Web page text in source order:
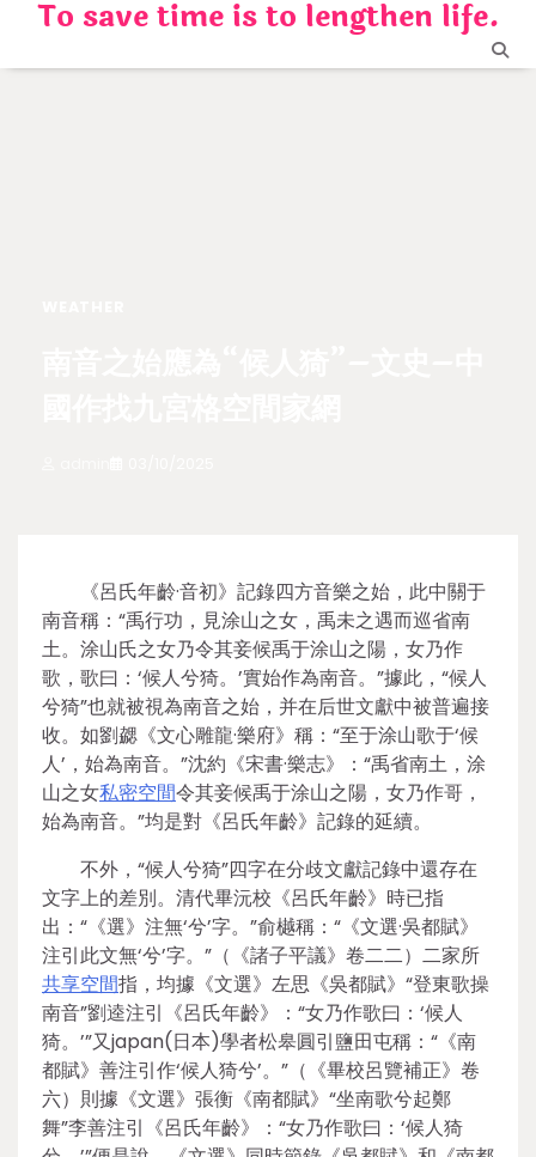
content
To save time is to lengthen life.
《呂氏年齡·音初》記錄四方音樂之始，此中關于
南音稱：“禹行功，見涂山之女，禹未之遇而巡省南
土。涂山氏之女乃令其妾候禹于涂山之陽，女乃作
歌，歌曰：‘候人兮猗。’實始作為南音。”據此，“候人
兮猗”也就被視為南音之始，并在后世文獻中被普遍接
收。如劉勰《文心雕龍·樂府》稱：“至于涂山歌于‘候
人’，始為南音。”沈約《宋書·樂志》：“禹省南土，涂
山之女私密空間令其妾候禹于涂山之陽，女乃作哥，
始為南音。”均是對《呂氏年齡》記錄的延續。
不外，“候人兮猗”四字在分歧文獻記錄中還存在
文字上的差別。清代畢沅校《呂氏年齡》時已指
出：“《選》注無‘兮’字。”俞樾稱：“《文選·吳都賦》
注引此文無‘兮’字。”（《諸子平議》卷二二）二家所
共享空間指，均據《文選》左思《吳都賦》“登東歌操
南音”劉逵注引《呂氏年齡》：“女乃作歌曰：‘候人
猗。’”又japan(日本)學者松皋圓引鹽田屯稱：“《南
都賦》善注引作‘候人猗兮’。”（《畢校呂覽補正》卷
六）則據《文選》張衡《南都賦》“坐南歌兮起鄭
舞”李善注引《呂氏年齡》：“女乃作歌曰：‘候人猗